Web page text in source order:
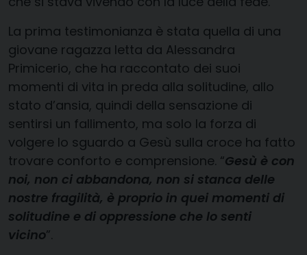
La prima testimonianza è stata quella di una
giovane ragazza letta da Alessandra
Primicerio, che ha raccontato dei suoi
momenti di vita in preda alla solitudine, allo
stato d’ansia, quindi della sensazione di
sentirsi un fallimento, ma solo la forza di
volgere lo sguardo a Gesù sulla croce ha fatto
trovare conforto e comprensione. “Gesù è con
noi, non ci abbandona, non si stanca delle
nostre fragilità, è proprio in quei momenti di
solitudine e di oppressione che lo senti
vicino”.